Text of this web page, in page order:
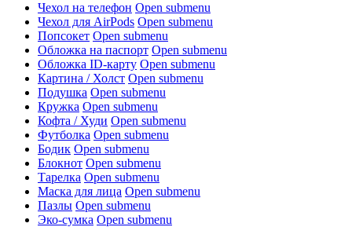
Чехол на телефон Open submenu
Чехол для AirPods Open submenu
Попсокет Open submenu
Обложка на паспорт Open submenu
Обложка ID-карту Open submenu
Картина / Холст Open submenu
Подушка Open submenu
Кружка Open submenu
Кофта / Худи Open submenu
Футболка Open submenu
Бодик Open submenu
Блокнот Open submenu
Тарелка Open submenu
Маска для лица Open submenu
Пазлы Open submenu
Эко-сумка Open submenu